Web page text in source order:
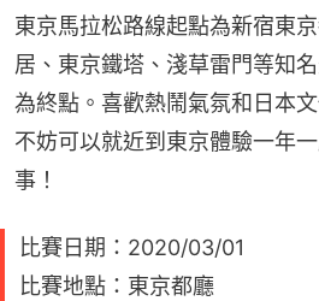
東京馬拉松路線起點為新宿東
居、東京鐵塔、淺草雷門等知
為終點。喜歡熱鬧氣氛和日本
不妨可以就近到東京體驗一年
事！
比賽日期：2020/03/01
比賽地點：東京都廳